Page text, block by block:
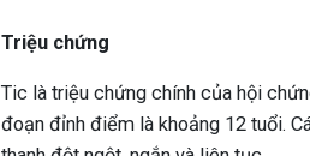
Triệu chứng
Tic là triệu chứng chính của hội
đoạn đỉnh điểm là khoảng 12 tuổi.